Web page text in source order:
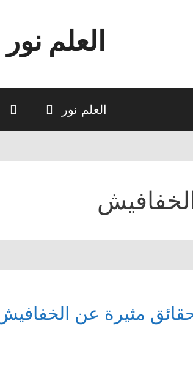
العلم نور
العلم نور
مثيرة عن